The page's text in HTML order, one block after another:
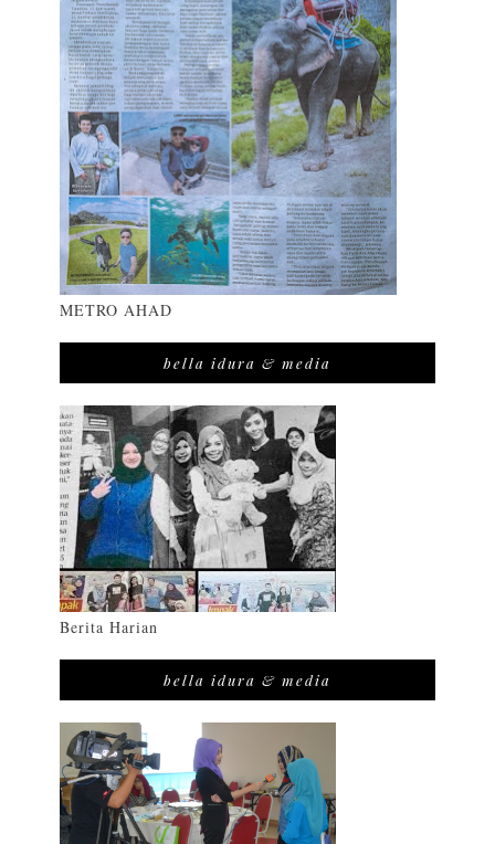
METRO AHAD
bella idura & media
Berita Harian
bella idura & media